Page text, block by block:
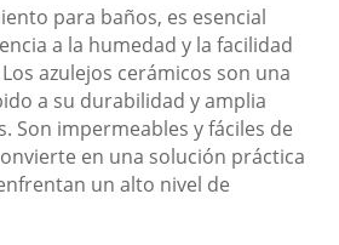
para baños, es esencial
a la humedad y la facilidad
azulejos cerámicos son una
a su durabilidad y amplia
Son impermeables y fáciles de
en una solución práctica
un alto nivel de